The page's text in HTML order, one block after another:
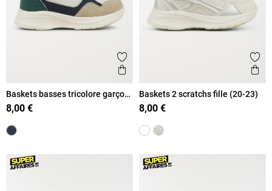
Ajouter aux favoris
Aperçu rapide
Baskets basses tricolore garçon
(20-23)
8,00 €
Baskets 2 scratchs fille (20-23)
8,00 €